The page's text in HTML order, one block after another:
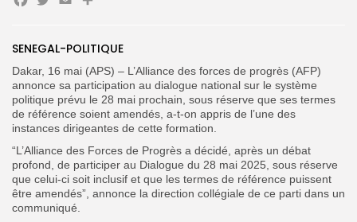
for:
SENEGAL-POLITIQUE
Dakar, 16 mai (APS) – L’Alliance des forces de progrès (AFP)
annonce sa participation au dialogue national sur le système
politique prévu le 28 mai prochain, sous réserve que ses termes
de référence soient amendés, a-t-on appris de l’une des
instances dirigeantes de cette formation.
“L’Alliance des Forces de Progrès a décidé, après un débat
profond, de participer au Dialogue du 28 mai 2025, sous réserve
que celui-ci soit inclusif et que les termes de référence puissent
être amendés”, annonce la direction collégiale de ce parti dans un
communiqué.